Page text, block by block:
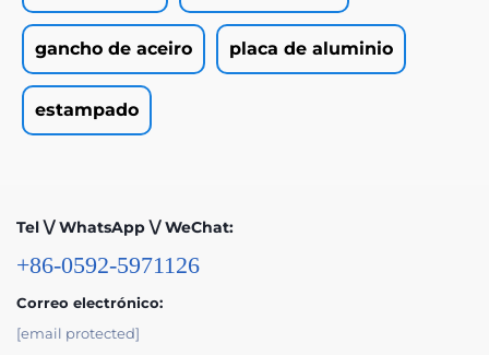
gancho de aceiro placa de aluminio
estampado
Tel \/ WhatsApp \/ WeChat:
+86-0592-5971126
Correo electrónico:
[email protected]